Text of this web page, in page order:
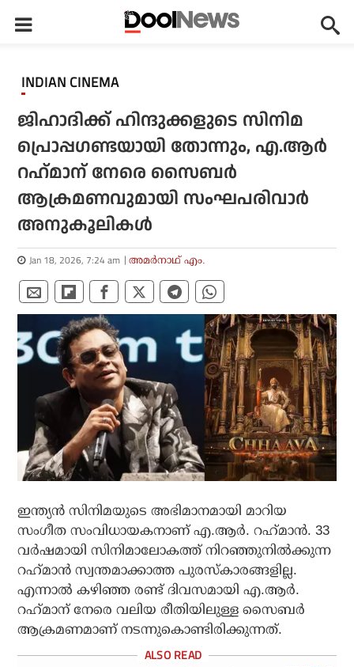
INDIAN CINEMA
ജിഹാദിക്ക് ഹിന്ദുക്കളുടെ സിനിമ
പ്രൊപ്പഗണ്ടയായി തോന്നും, എ.ആര്‍
റഹ്‌മാന് നേരെ സൈബര്‍
ആക്രമണവുമായി സംഘപരിവാര്‍
അനുകൂലികള്‍
Jan 18, 2026, 7:24 am അമര്‍നാഥ് എം.
ഇന്ത്യന്‍ സിനിമയുടെ അഭിമാനമായി മാറിയ
സംഗീത സംവിധായകനാണ് എ.ആര്‍. റഹ്‌മാന്‍. 33
വര്‍ഷമായി സിനിമാലോകത്ത് നിറഞ്ഞുനില്‍ക്കുന്ന
റഹ്‌മാന്‍ സ്വന്തമാക്കാത്ത പുരസ്‌കാരങ്ങളില്ല.
എന്നാല്‍ കഴിഞ്ഞ രണ്ട് ദിവസമായി എ.ആര്‍.
റഹ്‌മാന് നേരെ വലിയ രീതിയിലുള്ള സൈബര്‍
ആക്രമണമാണ് നടന്നുകൊണ്ടിരിക്കുന്നത്.